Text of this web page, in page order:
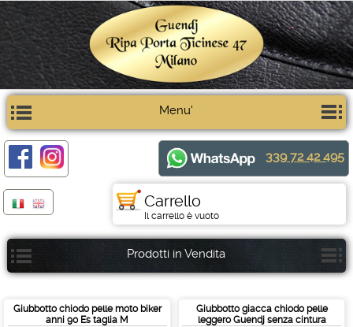
Menu'
339 72 42 495
Carrello
Il carrello è vuoto
Prodotti in Vendita
Giubbotto chiodo pelle moto biker
anni 90 Es taglia M
Giubbotto giacca chiodo pelle
leggero Guendj senza cintura